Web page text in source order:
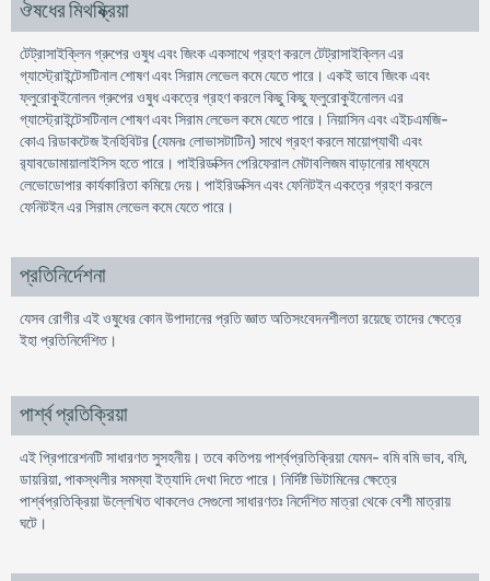
ঔষধের মিথষ্ক্রিয়া
টেট্রাসাইক্লিন গ্রুপের ওষুধ এবং জিংক একসাথে গ্রহণ করলে টেট্রাসাইক্লিন এর
গ্যাস্ট্রোইন্টেসটিনাল শোষণ এবং সিরাম লেভেল কমে যেতে পারে। একই ভাবে জিংক এবং
ফ্লুরোকুইনোলন গ্রুপের ওষুধ একত্রে গ্রহণ করলে কিছু কিছু ফ্লুরোকুইনোলন এর
গ্যাস্ট্রোইন্টেসটিনাল শোষণ এবং সিরাম লেভেল কমে যেতে পারে। নিয়াসিন এবং এইচএমজি-
কোএ রিডাকটেজ ইনহিবিটর (যেমনঃ লোভাসটাটিন) সাথে গ্রহণ করলে মায়োপ্যাথী এবং
র‍্যাবডোমায়ালাইসিস হতে পারে। পাইরিডক্সিন পেরিফেরাল মেটাবলিজম বাড়ানোর মাধ্যমে
লেভোডোপার কার্যকারিতা কমিয়ে দেয়। পাইরিডক্সিন এবং ফেনিটইন একত্রে গ্রহণ করলে
ফেনিটইন এর সিরাম লেভেল কমে যেতে পারে।
প্রতিনির্দেশনা
যেসব রোগীর এই ওষুধের কোন উপাদানের প্রতি জ্ঞাত অতিসংবেদনশীলতা রয়েছে তাদের ক্ষেত্রে
ইহা প্রতিনির্দেশিত।
পার্শ্ব প্রতিক্রিয়া
এই প্রিপারেশনটি সাধারণত সুসহনীয়। তবে কতিপয় পার্শ্বপ্রতিক্রিয়া যেমন- বমি বমি ভাব, বমি,
ডায়রিয়া, পাকস্থলীর সমস্যা ইত্যাদি দেখা দিতে পারে। নির্দিষ্ট ভিটামিনের ক্ষেত্রে
পার্শ্বপ্রতিক্রিয়া উল্লেখিত থাকলেও সেগুলো সাধারণতঃ নির্দেশিত মাত্রা থেকে বেশী মাত্রায়
ঘটে।